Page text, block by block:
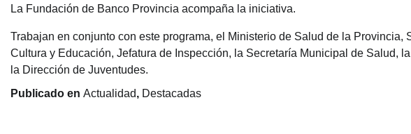
La Fundación de Banco Provincia acompaña la iniciativa.
Trabajan en conjunto con este programa, el Ministerio de Salud de la
Cultura y Educación, Jefatura de Inspección, la Secretaría Municipal de Salud,
la Dirección de Juventudes.
Publicado en Actualidad, Destacadas